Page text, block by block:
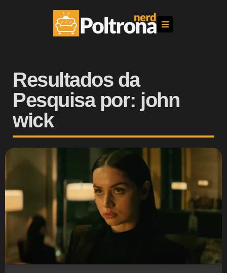
Resultados da
Pesquisa por: john
wick